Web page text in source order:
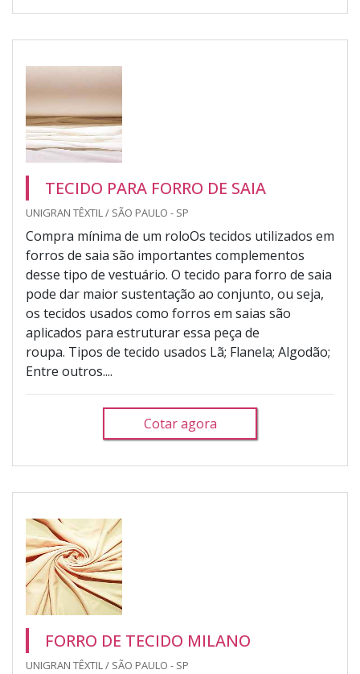
TECIDO PARA FORRO DE SAIA
UNIGRAN TÊXTIL / SÃO PAULO - SP
Compra mínima de um roloOs tecidos utilizados em
forros de saia são importantes complementos
desse tipo de vestuário. O tecido para forro de saia
pode dar maior sustentação ao conjunto, ou seja,
os tecidos usados como forros em saias são
aplicados para estruturar essa peça de
roupa. Tipos de tecido usados Lã; Flanela; Algodão;
Entre outros....
Cotar agora
FORRO DE TECIDO MILANO
UNIGRAN TÊXTIL / SÃO PAULO - SP